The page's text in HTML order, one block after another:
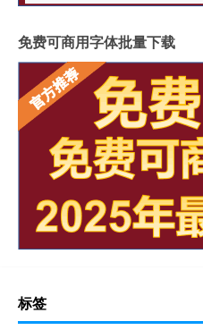
免费可商用字体批量下载
标签